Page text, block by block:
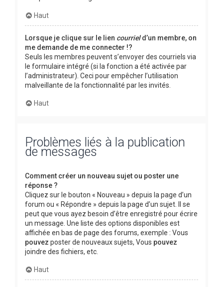
Haut
Lorsque je clique sur le lien courrield’un membre, on
me demande de me connecter !?
Seuls les membres peuvent s’envoyer des courriels via
le formulaire intégré (si la fonction a été activée par
l’administrateur). Ceci pour empêcher l’utilisation
malveillante de la fonctionnalité par les invités.
Haut
Problèmes liés à la publication
de messages
Comment créer un nouveau sujet ou poster une
réponse ?
Cliquez sur le bouton « Nouveau » depuis la page d’un
forum ou « Répondre » depuis la page d’un sujet. Il se
peut que vous ayez besoin d’être enregistré pour écrire
un message. Une liste des options disponibles est
affichée en bas de page des forums, exemple : Vous
pouvez poster de nouveaux sujets, Vous pouvez
joindre des fichiers, etc.
Haut